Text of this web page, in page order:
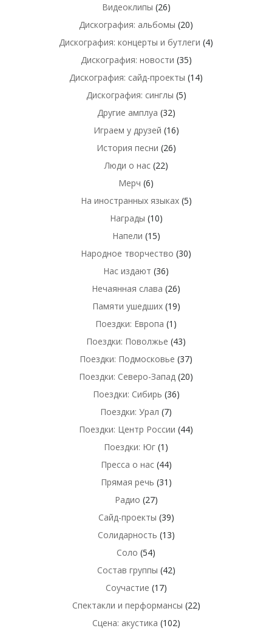
Видеоклипы (26)
Дискография: альбомы (20)
Дискография: концерты и бутлеги (4)
Дискография: новости (35)
Дискография: сайд-проекты (14)
Дискография: синглы (5)
Другие амплуа (32)
Играем у друзей (16)
История песни (26)
Люди о нас(22)
Мерч (6)
На иностранных языках(5)
Награды (10)
Напели (15)
Народное творчество (30)
Нас издают (36)
Нечаянная слава (26)
Памяти ушедших(19)
Поездки: Европа (1)
Поездки: Поволжье (43)
Поездки: Подмосковье (37)
Поездки: Северо-Запад (20)
Поездки: Сибирь (36)
Поездки: Урал (7)
Поездки: Центр России (44)
Поездки: Юг (1)
Пресса о нас(44)
Прямая речь (31)
Радио (27)
Сайд-проекты (39)
Солидарность (13)
Соло (54)
Состав группы (42)
Соучастие (17)
Спектакли и перформансы (22)
Сцена: акустика (102)